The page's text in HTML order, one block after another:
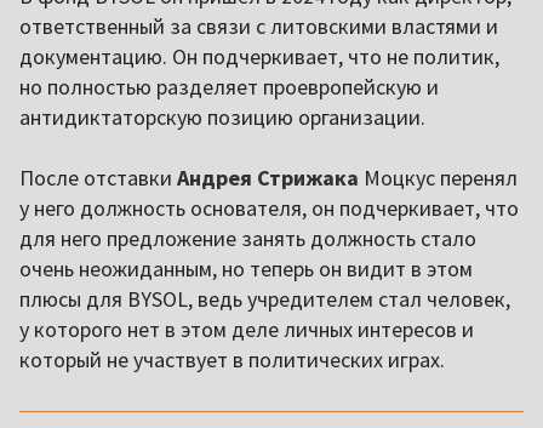
ответственный за связи с литовскими властями и
документацию. Он подчеркивает, что не политик,
но полностью разделяет проевропейскую и
антидиктаторскую позицию организации.
После отставки Андрея Стрижака Моцкус перенял
у него должность основателя, он подчеркивает, что
для него предложение занять должность стало
очень неожиданным, но теперь он видит в этом
плюсы для BYSOL, ведь учредителем стал человек,
у которого нет в этом деле личных интересов и
который не участвует в политических играх.